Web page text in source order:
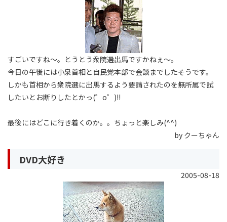
すごいですね〜。とうとう衆院選出馬ですかねぇ〜。
今日の午後には小泉首相と自民党本部で会談までしたそうです。
しかも首相から衆院選に出馬するよう要請されたのを無所属で試
したいとお断りしたとかっ(゜o゜)!!
最後にはどこに行き着くのか。。ちょっと楽しみ(^^)
by クーちゃん
DVD大好き
2005-08-18